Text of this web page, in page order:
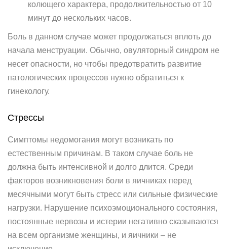
колющего характера, продолжительностью от 10
минут до нескольких часов.
Боль в данном случае может продолжаться вплоть до
начала менструации. Обычно, овуляторный синдром не
несет опасности, но чтобы предотвратить развитие
патологических процессов нужно обратиться к
гинекологу.
Стрессы
Симптомы недомогания могут возникать по
естественным причинам. В таком случае боль не
должна быть интенсивной и долго длится. Среди
факторов возникновения боли в яичниках перед
месячными могут быть стресс или сильные физические
нагрузки. Нарушение психоэмоционального состояния,
постоянные нервозы и истерии негативно сказываются
на всем организме женщины, и яичники – не